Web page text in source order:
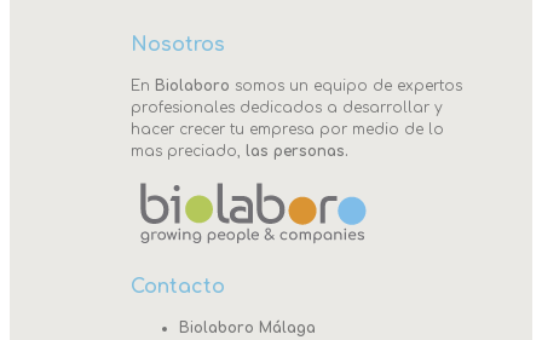
Nosotros
En Biolaboro somos un equipo de expertos
profesionales dedicados a desarrollar y
hacer crecer tu empresa por medio de lo
mas preciado, las personas.
Contacto
Biolaboro Málaga